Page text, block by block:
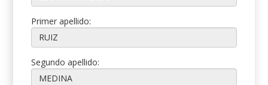
Primer apellido:
Segundo apellido: